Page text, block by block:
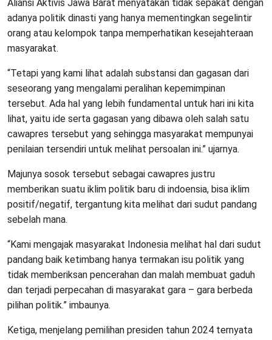
Aliansi Aktivis Jawa Barat menyatakan tidak sepakat dengan
adanya politik dinasti yang hanya mementingkan segelintir
orang atau kelompok tanpa memperhatikan kesejahteraan
masyarakat.
“Tetapi yang kami lihat adalah substansi dan gagasan dari
seseorang yang mengalami peralihan kepemimpinan
tersebut. Ada hal yang lebih fundamental untuk hari ini kita
lihat, yaitu ide serta gagasan yang dibawa oleh salah satu
cawapres tersebut yang sehingga masyarakat mempunyai
penilaian tersendiri untuk melihat persoalan ini.” ujarnya.
Majunya sosok tersebut sebagai cawapres justru
memberikan suatu iklim politik baru di indoensia, bisa iklim
positif/negatif, tergantung kita melihat dari sudut pandang
sebelah mana.
“Kami mengajak masyarakat Indonesia melihat hal dari sudut
pandang baik ketimbang hanya termakan isu politik yang
tidak memberiksan pencerahan dan malah membuat gaduh
dan terjadi perpecahan di masyarakat gara – gara berbeda
pilihan politik.” imbaunya.
Ketiga, menjelang pemilihan presiden tahun 2024 ternyata